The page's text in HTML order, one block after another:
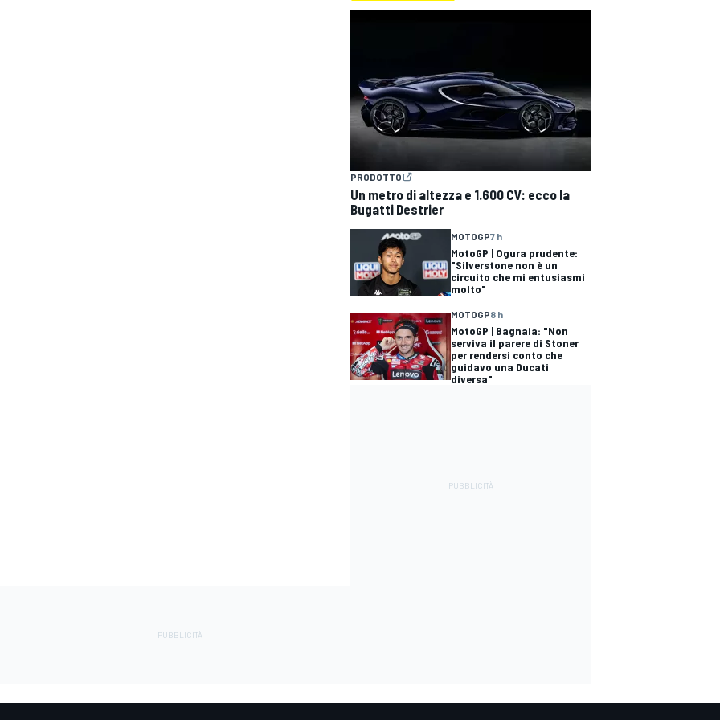
PRODOTTO
Un metro di altezza e 1.600 CV: ecco la
Bugatti Destrier
MOTOGP7 h
MotoGP | Ogura prudente:
"Silverstone non è un
circuito che mi entusiasmi
molto"
MOTOGP8 h
MotoGP | Bagnaia: "Non
serviva il parere di Stoner
per rendersi conto che
guidavo una Ducati
diversa"